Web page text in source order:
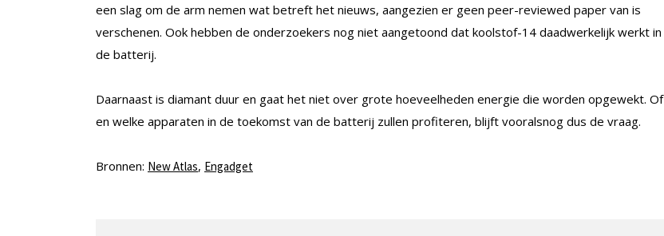
een slag om de arm nemen wat betreft het nieuws, aangezien er geen peer-reviewed paper van is
verschenen. Ook hebben de onderzoekers nog niet aangetoond dat koolstof-14 daadwerkelijk werkt in
de batterij.
Daarnaast is diamant duur en gaat het niet over grote hoeveelheden energie die worden opgewekt. Of
en welke apparaten in de toekomst van de batterij zullen profiteren, blijft vooralsnog dus de vraag.
Bronnen: New Atlas, Engadget